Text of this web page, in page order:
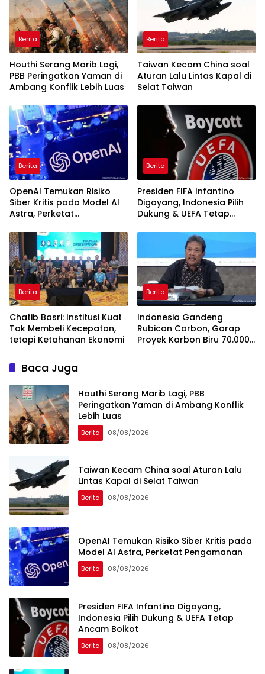
Berita
Houthi Serang Marib Lagi,
PBB Peringatkan Yaman di
Ambang Konflik Lebih Luas
Berita
Taiwan Kecam China soal
Aturan Lalu Lintas Kapal di
Selat Taiwan
Berita
OpenAI Temukan Risiko
Siber Kritis pada Model AI
Astra, Perketat
Berita
Presiden FIFA Infantino
Digoyang, Indonesia Pilih
Dukung & UEFA Tetap
Berita
Chatib Basri: Institusi Kuat
Tak Membeli Kecepatan,
tetapi Ketahanan Ekonomi
Berita
Indonesia Gandeng
Rubicon Carbon, Garap
Proyek Karbon Biru 70.000
Baca Juga
Houthi Serang Marib Lagi, PBB
Peringatkan Yaman di Ambang Konflik
Lebih Luas
Berita 08/08/2026
Taiwan Kecam China soal Aturan Lalu
Lintas Kapal di Selat Taiwan
Berita 08/08/2026
OpenAI Temukan Risiko Siber Kritis pada
Model AI Astra, Perketat Pengamanan
Berita 08/08/2026
Presiden FIFA Infantino Digoyang,
Indonesia Pilih Dukung & UEFA Tetap
Ancam Boikot
Berita 08/08/2026